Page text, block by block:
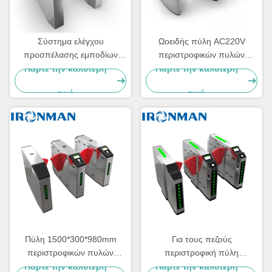
Σύστημα ελέγχου
προσπέλασης εμποδίων
χτυπημάτων περιστροφικών
πυλών πυλών φτερών τόξων
λοξοτμήσεων
Πάρτε την καλύτερη
τιμή
Ωοειδής πύλη AC220V
περιστροφικών πυλών
εμποδίων χτυπημάτων
αβούρτσιστη μηχανή
Πάρτε την καλύτερη
τιμή
Πύλη 1500*300*980mm
περιστροφικών πυλών
εμποδίων χτυπημάτων
Πάρτε την καλύτερη
Για τους πεζούς
περιστροφική πύλη
εμποδίων χτυπημάτων
Πάρτε την καλύτερη